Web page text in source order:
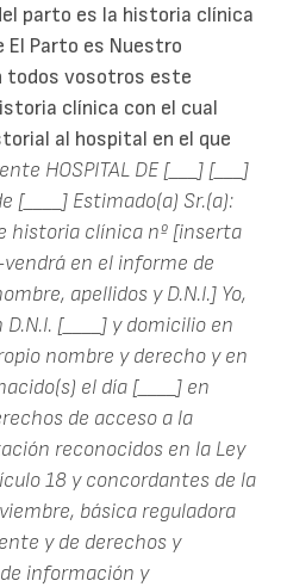
parto es la historia clínica
El Parto es Nuestro
todos vosotros este
clínica con el cual
al hospital en el que
HOSPITAL DE [___] [___]
[____] Estimado(a) Sr.(a):
historia clínica nº [inserta
en el informe de
apellidos y D.N.I.] Yo,
[____] y domicilio en
nombre y derecho y en
el día [____] en
de acceso a la
reconocidos en la Ley
18 y concordantes de la
básica reguladora
y de derechos y
información y